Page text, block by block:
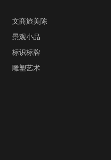
文商旅美陈
景观小品
标识标牌
雕塑艺术